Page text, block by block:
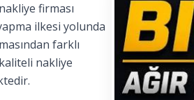
firması
ilkesi yolunda
farklı
nakliye